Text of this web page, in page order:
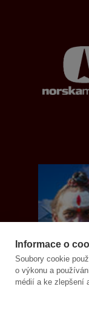
Informace o
Soubory cookie
o výkonu a
médií a ke zlepšení